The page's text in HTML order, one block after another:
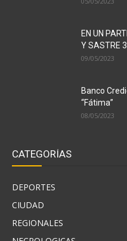
EN UN
Y SASTRE
09/05/2023
Banco
“Fátima”
08/05/2023
CATEGORÍAS
DEPORTES
CIUDAD
REGIONALES